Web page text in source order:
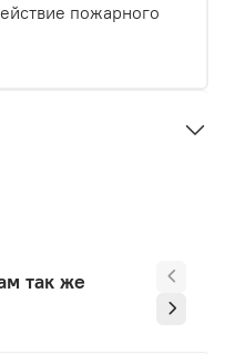
пожарного
так же